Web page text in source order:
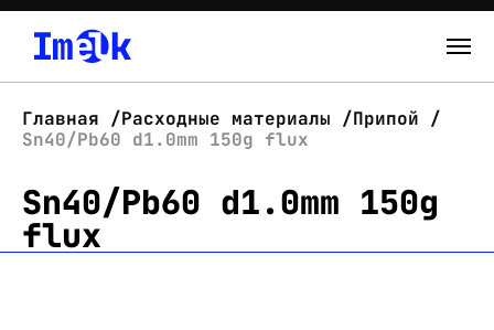
О нас
Новости
Главная Расходные материалы
Припой
Sn40/Pb60 d1.0mm 150g flux
Sn40/Pb60 d1.0mm 150g
flux